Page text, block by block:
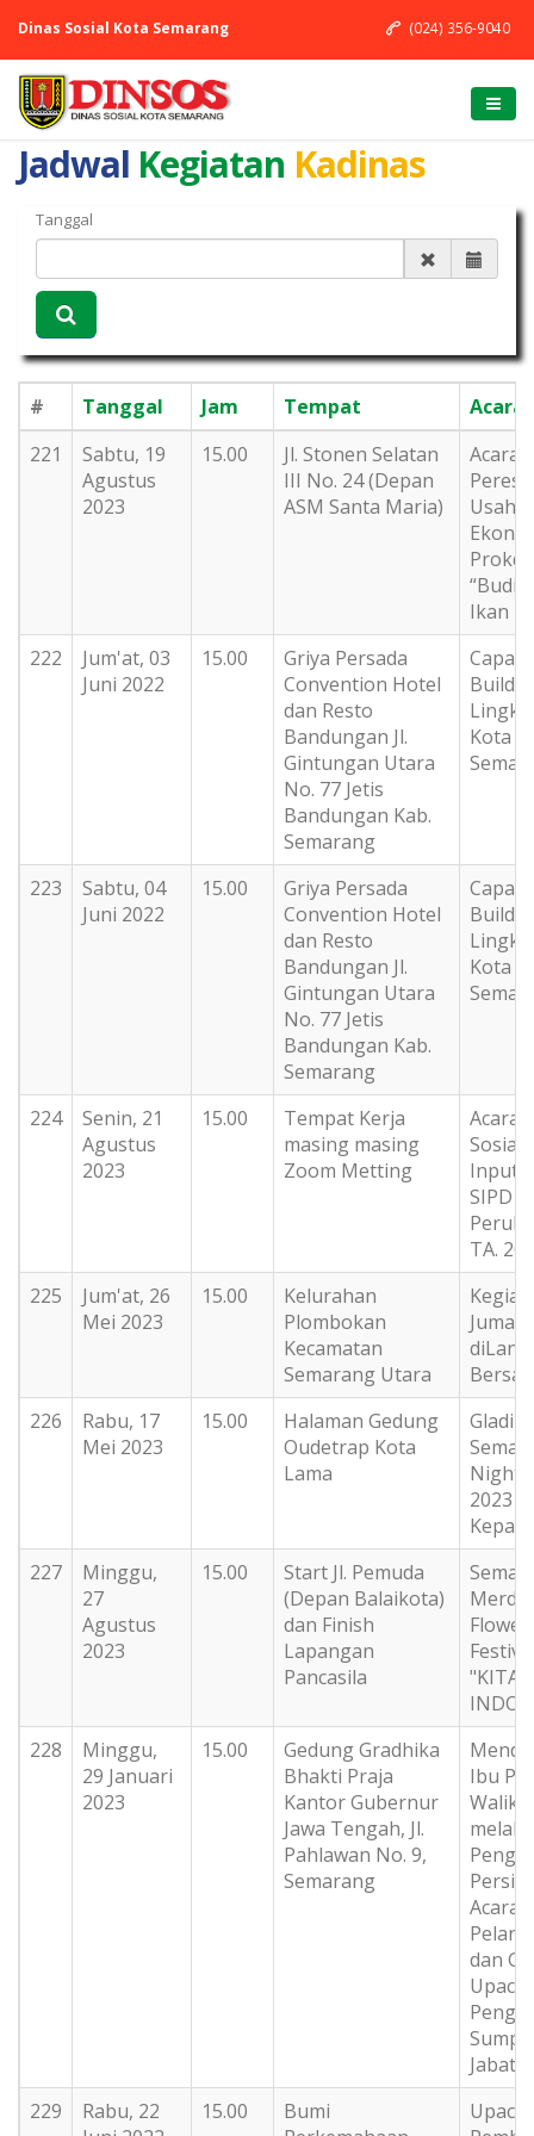
(024) 356-9040
Dinas Sosial Kota Semarang
Jadwal Kegiatan Kadinas
Tanggal
# Tanggal Jam Tempat
Acara
221
Sabtu, 19
Agustus
2023
15.00
Jl. Stonen Selatan
III No. 24 (Depan
ASM Santa Maria)
Acara
Usaha
Ikan
222
Jum'at, 03
Juni 2022
15.00
Griya Persada
Convention Hotel
dan Resto
Bandungan Jl.
Gintungan Utara
No. 77 Jetis
Bandungan Kab.
Semarang
Kota
223
Sabtu, 04
Juni 2022
15.00
Griya Persada
Convention Hotel
dan Resto
Bandungan Jl.
Gintungan Utara
No. 77 Jetis
Bandungan Kab.
Semarang
Kota
224
Senin, 21
Agustus
2023
15.00
Tempat Kerja
masing masing
Zoom Metting
Acara
SIPD
TA.
225
Jum'at, 26
Mei 2023
15.00
Kelurahan
Plombokan
Kecamatan
Semarang Utara
Jumat
226
Rabu, 17
Mei 2023
15.00
Halaman Gedung
Oudetrap Kota
Lama
Gladi
Night
2023
227
Minggu,
27
Agustus
2023
15.00
Start Jl. Pemuda
(Depan Balaikota)
dan Finish
Lapangan
Pancasila
"KITA
228
Minggu,
29 Januari
2023
15.00
Gedung Gradhika
Bhakti Praja
Kantor Gubernur
Jawa Tengah, Jl.
Pahlawan No. 9,
Semarang
Ibu Plt.
Acara
dan
Jabata
229
Rabu, 22
15.00
Bumi